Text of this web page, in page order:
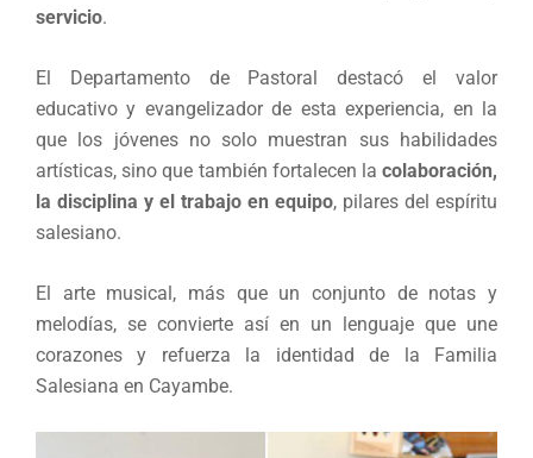
servicio.
El Departamento de Pastoral destacó el valor
educativo y evangelizador de esta experiencia, en la
que los jóvenes no solo muestran sus habilidades
artísticas, sino que también fortalecen la colaboración,
la disciplina y el trabajo en equipo, pilares del espíritu
salesiano.
El arte musical, más que un conjunto de notas y
melodías, se convierte así en un lenguaje que une
corazones y refuerza la identidad de la Familia
Salesiana en Cayambe.